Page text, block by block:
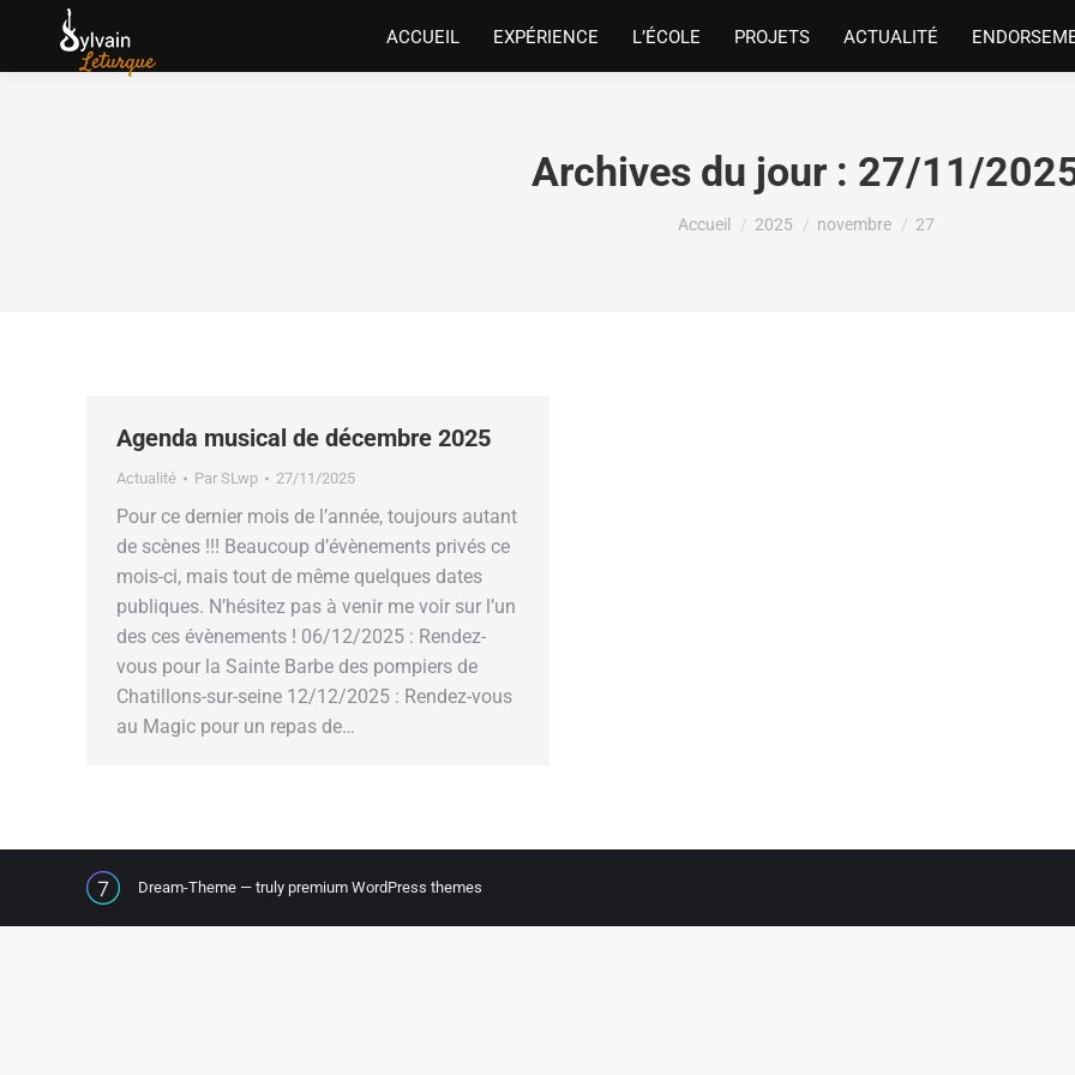
ACCUEIL EXPÉRIENCE L’ÉCOLE PROJETS ACTUALITÉ
Archives du jour : 27/11/
Vous êtes ici :
Accueil 2025 novembre 27
Agenda musical de décembre 2025
Actualité Par SLwp 27/11/2025
Pour ce dernier mois de l’année, toujours autant
de scènes !!! Beaucoup d’évènements privés ce
mois-ci, mais tout de même quelques dates
publiques. N’hésitez pas à venir me voir sur l’un
des ces évènements ! 06/12/2025 : Rendez-
vous pour la Sainte Barbe des pompiers de
Chatillons-sur-seine 12/12/2025 : Rendez-vous
au Magic pour un repas de…
Dream-Theme — truly premium WordPress themes